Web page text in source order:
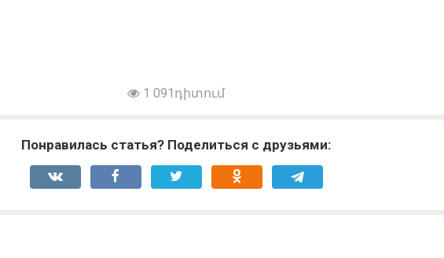
1 091դիտում
Понравилась статья? Поделиться с друзьями: